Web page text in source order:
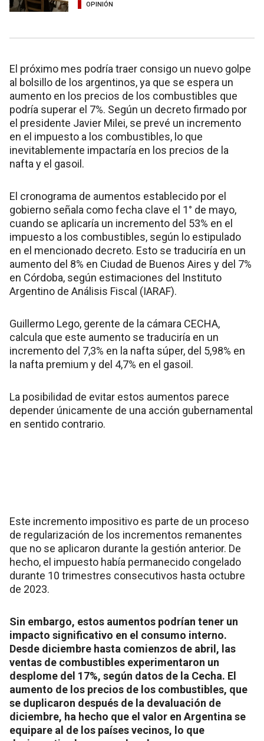
OPINIÓN
El próximo mes podría traer consigo un nuevo golpe
al bolsillo de los argentinos, ya que se espera un
aumento en los precios de los combustibles que
podría superar el 7%. Según un decreto firmado por
el presidente Javier Milei, se prevé un incremento
en el impuesto a los combustibles, lo que
inevitablemente impactaría en los precios de la
nafta y el gasoil.
El cronograma de aumentos establecido por el
gobierno señala como fecha clave el 1° de mayo,
cuando se aplicaría un incremento del 53% en el
impuesto a los combustibles, según lo estipulado
en el mencionado decreto. Esto se traduciría en un
aumento del 8% en Ciudad de Buenos Aires y del 7%
en Córdoba, según estimaciones del Instituto
Argentino de Análisis Fiscal (IARAF).
Guillermo Lego, gerente de la cámara CECHA,
calcula que este aumento se traduciría en un
incremento del 7,3% en la nafta súper, del 5,98% en
la nafta premium y del 4,7% en el gasoil.
La posibilidad de evitar estos aumentos parece
depender únicamente de una acción gubernamental
en sentido contrario.
Este incremento impositivo es parte de un proceso
de regularización de los incrementos remanentes
que no se aplicaron durante la gestión anterior. De
hecho, el impuesto había permanecido congelado
durante 10 trimestres consecutivos hasta octubre
de 2023.
Sin embargo, estos aumentos podrían tener un
impacto significativo en el consumo interno.
Desde diciembre hasta comienzos de abril, las
ventas de combustibles experimentaron un
desplome del 17%, según datos de la Cecha. El
aumento de los precios de los combustibles, que
se duplicaron después de la devaluación de
diciembre, ha hecho que el valor en Argentina se
equipare al de los países vecinos, lo que